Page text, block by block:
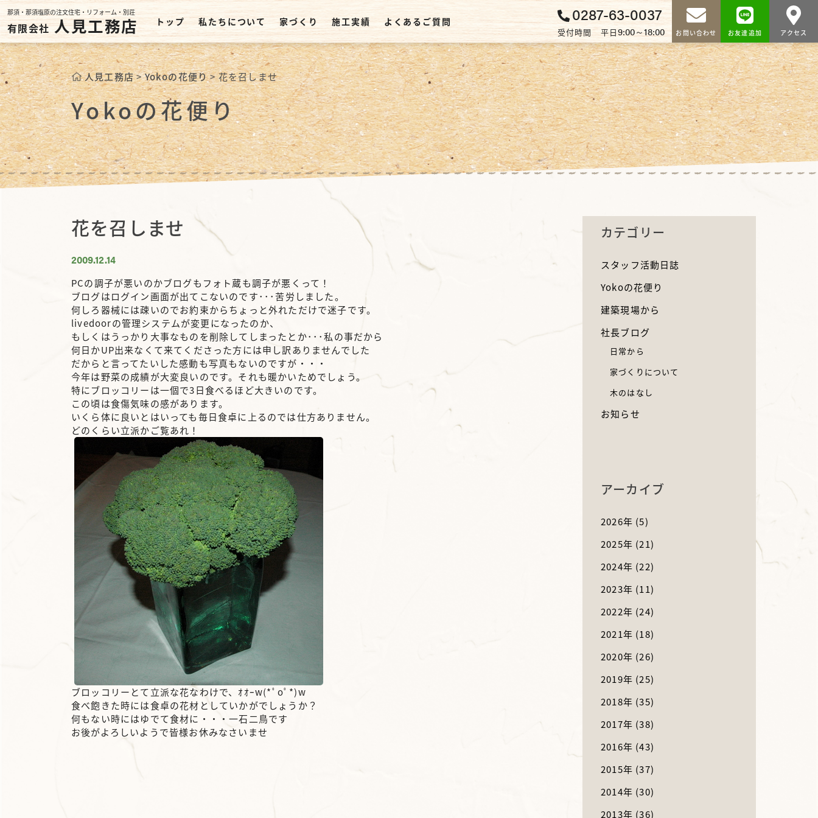
那須・那須塩原の注文住宅・リフォーム・別荘
有限会社 人見工務店 トップ 私たちについて 家づくり 施工実績 よくあるご質問 0287-63-0037
受付時間 平日9:00～18:00 お問い合わせ お友達追加 アクセス
人見工務店>Yokoの花便り>花を召しませ
Yokoの花便り
花を召しませ
2009.12.14
PCの調子が悪いのかブログもフォト蔵も調子が悪くって！
ブログはログイン画面が出てこないのです･･･苦労しました。
何しろ器械には疎いのでお約束からちょっと外れただけで迷子です。
livedoorの管理システムが変更になったのか、
もしくはうっかり大事なものを削除してしまったとか･･･私の事だから
何日かUP出来なくて来てくださった方には申し訳ありませんでした
だからと言ってたいした感動も写真もないのですが・・・
今年は野菜の成績が大変良いのです。それも暖かいためでしょう。
特にブロッコリーは一個で3日食べるほど大きいのです。
この頃は食傷気味の感があります。
いくら体に良いとはいっても毎日食卓に上るのでは仕方ありません。
どのくらい立派かご覧あれ！
ブロッコリーとて立派な花なわけで、ｵｵｰw(*ﾟoﾟ*)w
食べ飽きた時には食卓の花材としていかがでしょうか？
何もない時にはゆでて食材に・・・一石二鳥です
お後がよろしいようで皆様お休みなさいませ
カテゴリー
スタッフ活動日誌
Yokoの花便り
建築現場から
社長ブログ
日常から
家づくりについて
木のはなし
お知らせ
アーカイブ
2026年 (5)
2025年 (21)
2024年 (22)
2023年 (11)
2022年 (24)
2021年 (18)
2020年 (26)
2019年 (25)
2018年 (35)
2017年 (38)
2016年 (43)
2015年 (37)
2014年 (30)
2013年 (36)